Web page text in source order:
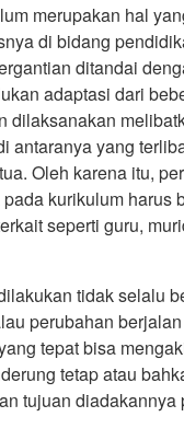
merupakan hal
di bidang
ditandai
adaptasi dari
dilaksanakan
antaranya yang
Oleh karena itu,
kurikulum harus
seperti guru,
tidak selalu
perubahan
tepat bisa
tetap atau
tujuan diadakannya